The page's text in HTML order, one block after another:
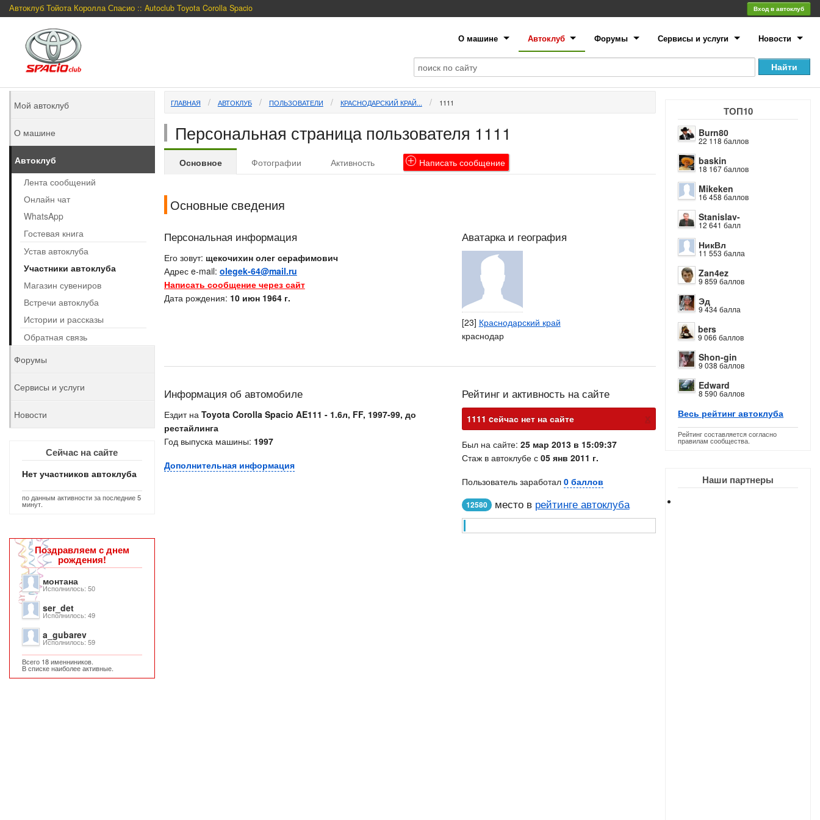
Автоклуб Тойота Королла Спасио :: Autoclub Toyota Corolla Spacio Вход в автоклуб
О машине Автоклуб Форумы Сервисы и услуги Новости
ТОП10
Burn80
22 118 баллов
baskin
18 167 баллов
Mikeken
16 458 баллов
Stanislav-
12 641 балл
НикВл
11 553 балла
Zan4ez
9 859 баллов
Эд
9 434 балла
bers
9 066 баллов
Shon-gin
9 038 баллов
Edward
8 590 баллов
Весь рейтинг автоклуба
Рейтинг составляется согласно
правилам сообщества.
Наши партнеры
ГЛАВНАЯ АВТОКЛУБ ПОЛЬЗОВАТЕЛИ КРАСНОДАРСКИЙ КРАЙ... 1111
Персональная страница пользователя 1111
Основное Фотографии Активность Написатьсообщение
Основные сведения
Персональная информация
Его зовут: щекочихин олег серафимович
Адрес e-mail: olegek-64@mail.ru
Написать сообщение через сайт
Дата рождения: 10 июн 1964 г.
Аватарка и география
[23] Краснодарский край
краснодар
Информация об автомобиле
Ездит на Toyota Corolla Spacio AE111 - 1.6л, FF, 1997-99, до
рестайлинга
Год выпуска машины: 1997
Дополнительная информация
Рейтинг и активность на сайте
1111 cейчас нет на сайте х
Был на сайте: 25 мар 2013 в 15:09:37
Стаж в автоклубе с 05 янв 2011 г.
Пользователь заработал 0 баллов
12580 место в рейтинге автоклуба
Мой автоклуб
О машине
Автоклуб
Лента сообщений
Онлайн чат
WhatsApp
Гостевая книга
Устав автоклуба
Участники автоклуба
Магазин сувениров
Встречи автоклуба
Истории и рассказы
Обратная связь
Форумы
Сервисы и услуги
Новости
Сейчас на сайте
Нет участников автоклуба
по данным активности за последние 5
минут.
Поздравляем с днем
рождения!
монтана
Исполнилось: 50
ser_det
Исполнилось: 49
a_gubarev
Исполнилось: 59
Всего 18 именниников.
В списке наиболее активные.